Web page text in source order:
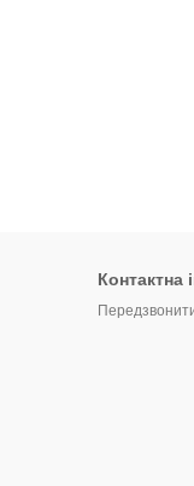
Контактна